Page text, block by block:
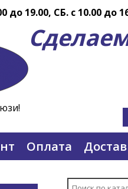
19.00, СБ. с 10.00 до
Оплата